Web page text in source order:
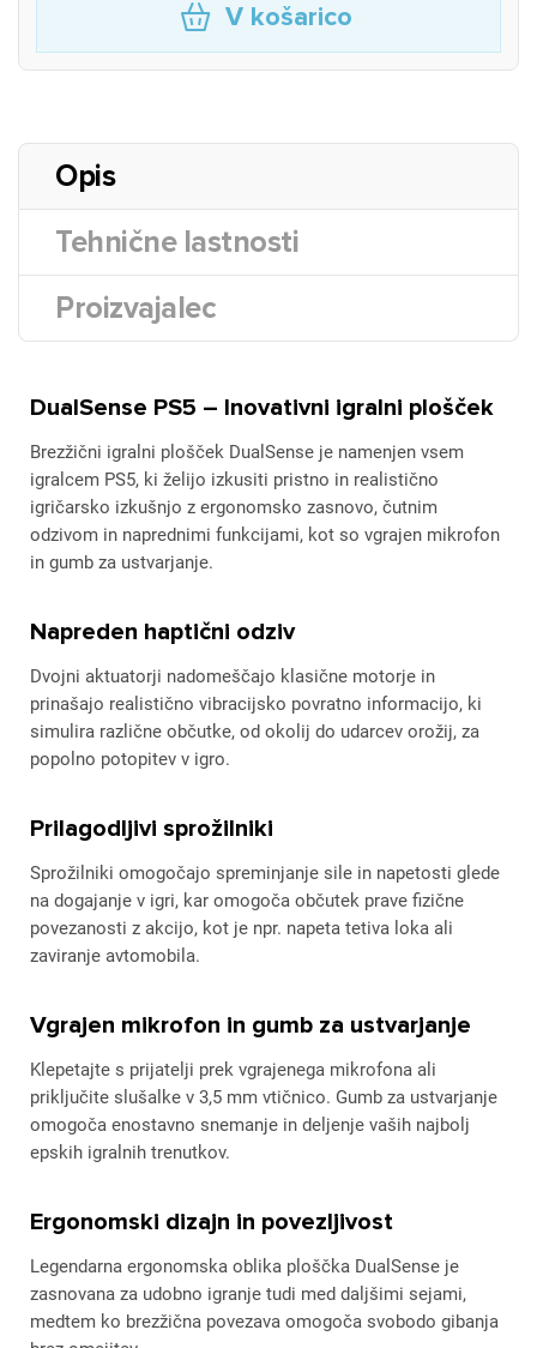
V košarico
Opis
Tehnične lastnosti
Proizvajalec
DualSense PS5 – Inovativni igralni plošček
Brezžični igralni plošček DualSense je namenjen vsem
igralcem PS5, ki želijo izkusiti pristno in realistično
igričarsko izkušnjo z ergonomsko zasnovo, čutnim
odzivom in naprednimi funkcijami, kot so vgrajen mikrofon
in gumb za ustvarjanje.
Napreden haptični odziv
Dvojni aktuatorji nadomeščajo klasične motorje in
prinašajo realistično vibracijsko povratno informacijo, ki
simulira različne občutke, od okolij do udarcev orožij, za
popolno potopitev v igro.
Prilagodljivi sprožilniki
Sprožilniki omogočajo spreminjanje sile in napetosti glede
na dogajanje v igri, kar omogoča občutek prave fizične
povezanosti z akcijo, kot je npr. napeta tetiva loka ali
zaviranje avtomobila.
Vgrajen mikrofon in gumb za ustvarjanje
Klepetajte s prijatelji prek vgrajenega mikrofona ali
priključite slušalke v 3,5 mm vtičnico. Gumb za ustvarjanje
omogoča enostavno snemanje in deljenje vaših najbolj
epskih igralnih trenutkov.
Ergonomski dizajn in povezljivost
Legendarna ergonomska oblika ploščka DualSense je
zasnovana za udobno igranje tudi med daljšimi sejami,
medtem ko brezžična povezava omogoča svobodo gibanja